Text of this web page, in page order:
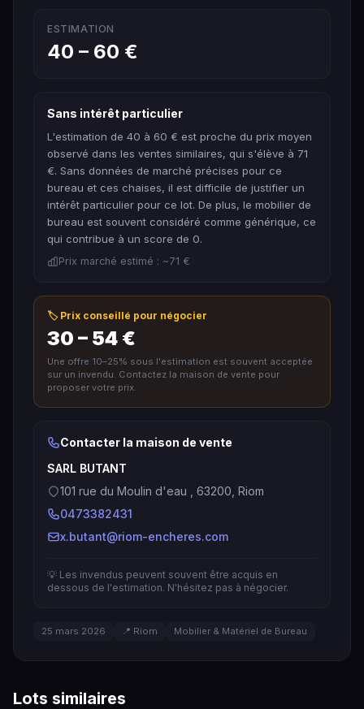
ESTIMATION
40 – 60 €
Sans intérêt particulier
L'estimation de 40 à 60 € est proche du prix moyen
observé dans les ventes similaires, qui s'élève à 71
€. Sans données de marché précises pour ce
bureau et ces chaises, il est difficile de justifier un
intérêt particulier pour ce lot. De plus, le mobilier de
bureau est souvent considéré comme générique, ce
qui contribue à un score de 0.
Prix marché estimé : ~71 €
🏷️ Prix conseillé pour négocier
30 – 54 €
Une offre 10–25% sous l'estimation est souvent acceptée
sur un invendu. Contactez la maison de vente pour
proposer votre prix.
Contacter la maison de vente
SARL BUTANT
101 rue du Moulin d'eau , 63200, Riom
0473382431
x.butant@riom-encheres.com
💡 Les invendus peuvent souvent être acquis en
dessous de l'estimation. N'hésitez pas à négocier.
25 mars 2026 📍 Riom Mobilier & Matériel de Bureau
Lots similaires